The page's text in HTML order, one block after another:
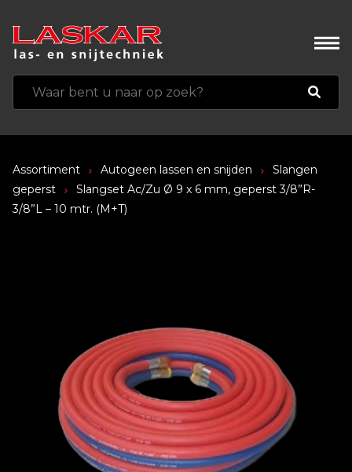
Assortiment Autogeen lassen en snijden
Slangen
geperst
Slangset Ac/Zu Ø 9 x 6 mm, geperst 3/8”R-
3/8”L – 10 mtr. (M+T)